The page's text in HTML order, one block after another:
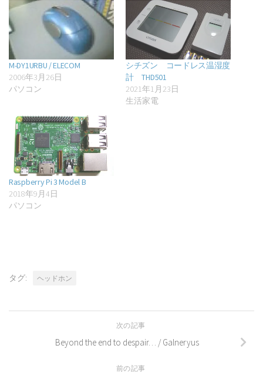
M-DY1URBU / ELECOM
2006年3月26日
パソコン
シチズン コードレス温湿度
計 THD501
2021年1月23日
生活家電
Raspberry Pi 3 Model B
2018年9月4日
パソコン
タグ: ヘッドホン
次の記事
Beyond the end to despair… / Galneryus
前の記事